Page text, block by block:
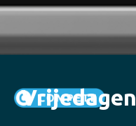
Vrijedagen